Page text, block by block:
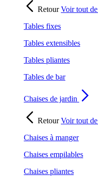
RetourVoir tout de
Tables fixes
Tables extensibles
Tables pliantes
Tables de bar
Chaises de jardin
RetourVoir tout de
Chaises à manger
Chaises empilables
Chaises pliantes